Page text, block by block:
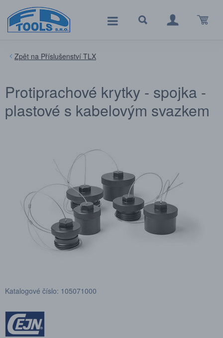
Příslušenství TLX
Protiprachové krytky - spojka -
plastové s kabelovým svazkem
Katalogové číslo: 105071000